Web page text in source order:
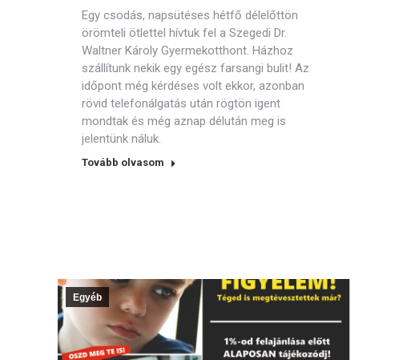
Egy csodás, napsütéses hétfő délelőttön
örömteli ötlettel hívtuk fel a Szegedi Dr.
Waltner Károly Gyermekotthont. Házhoz
szállítunk nekik egy egész farsangi bulit! Az
időpont még kérdéses volt ekkor, azonban
rövid telefonálgatás után rögtön igent
mondtak és még aznap délután meg is
jelentünk náluk.
Tovább olvasom
Egyéb